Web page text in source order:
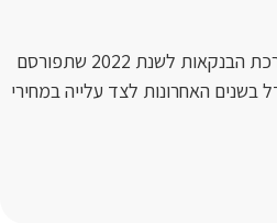
מתוך הסקירה השנתית של מערכת הבנקאות לשנת 2022 שתפורסם
בשנים האחרונות לצד עלייה במחירי